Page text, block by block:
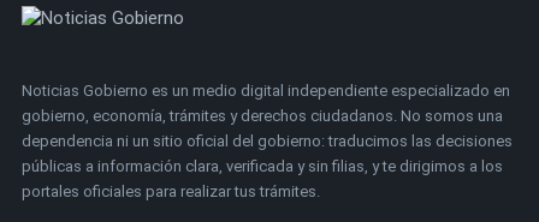
Noticias Gobierno es un medio digital independiente especializado en
gobierno, economía, trámites y derechos ciudadanos. No somos una
dependencia ni un sitio oficial del gobierno: traducimos las decisiones
públicas a información clara, verificada y sin filias, y te dirigimos a los
portales oficiales para realizar tus trámites.